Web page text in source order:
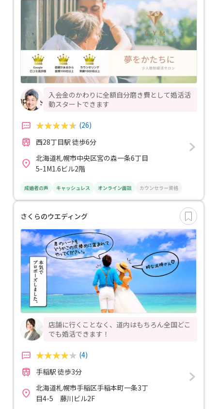
入会金のかわりに全額自分磨き費として婚活活
動スタートできます
(26)
西28丁目駅 徒歩6分
北海道札幌市中央区宮の森一条6丁目
5-1M1.6ビル2階
成婚者の声 キャッシュレス オンライン面談 カウンセラー資格
さくらのウエディング
店舗に行くことなく、道内はもちろん全国どこ
でも婚活できます！
(4)
手稲駅 徒歩3分
北海道札幌市手稲区手稲本町一条3丁
目4-5 藤川ビル2F